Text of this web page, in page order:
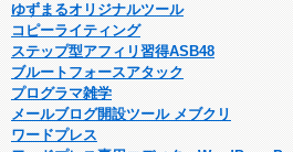
ゆずまるオリジナルツール
コピーライティング
ステップ型アフィリ習得ASB48
ブルートフォースアタック
プログラマ雑学
メールブログ開設ツール メブクリ
ワードプレス